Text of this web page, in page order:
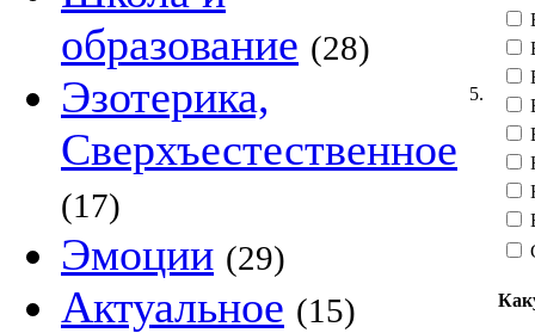
образование (28)
Эзотерика,
Сверхъестественное
(17)
Эмоции (29)
Актуальное (15)
5.